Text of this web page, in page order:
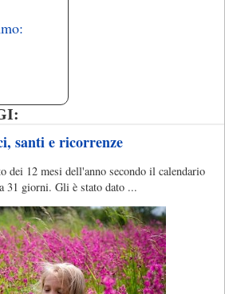
santi e ricorrenze
dei 12 mesi dell'anno secondo il calendario
31 giorni. Gli è stato dato ...